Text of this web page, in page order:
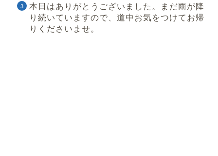
本日はありがとうございました。まだ雨が降
り続いていますので、道中お気をつけてお帰
りくださいませ。